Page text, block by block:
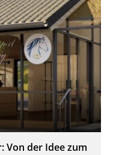
Von der Idee zum